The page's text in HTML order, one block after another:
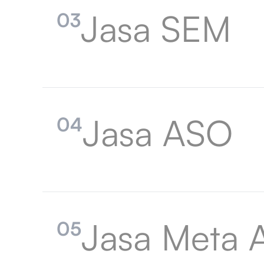
03Jasa SEM
04Jasa ASO
05Jasa Meta